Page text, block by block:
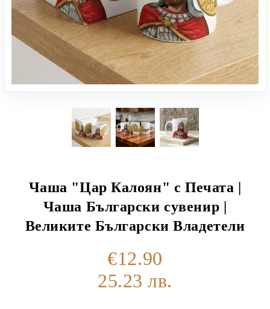
Чаша "Цар Калоян" с Печата |
Чаша Български сувенир |
Великите Български Владетели
€12.90
25.23 лв.